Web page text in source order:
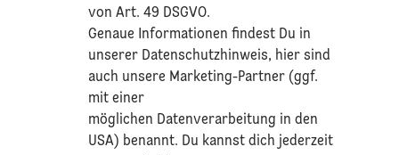
von Art. 49 DSGVO.​
​Genaue Informationen findest Du in
unserer Datenschutzhinweis, hier sind
auch unsere Marketing-Partner (ggf.
mit einer
möglichen Datenverarbeitung in den
USA) benannt. Du kannst dich jederzeit